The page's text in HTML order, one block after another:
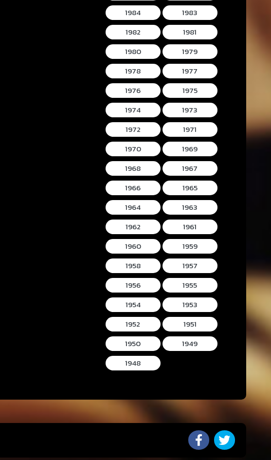
1984
1983
1982
1981
1980
1979
1978
1977
1976
1975
1974
1973
1972
1971
1970
1969
1968
1967
1966
1965
1964
1963
1962
1961
1960
1959
1958
1957
1956
1955
1954
1953
1952
1951
1950
1949
1948